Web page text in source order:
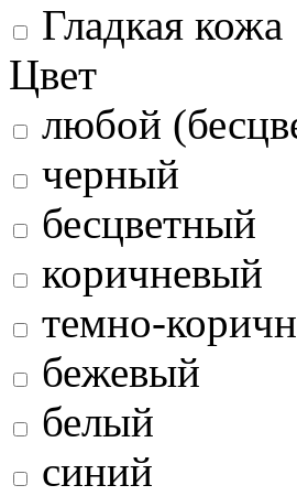
Гладкая кожа
Цвет
любой
черный
бесцветный
коричневый
темно-
бежевый
белый
синий